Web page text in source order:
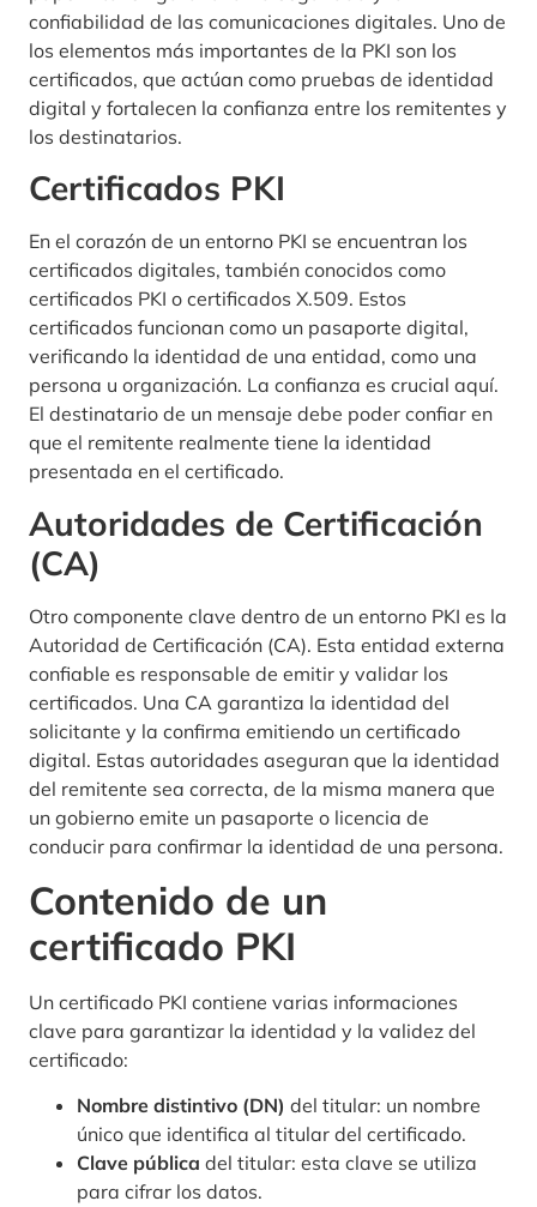
confiabilidad de las comunicaciones digitales. Uno de
los elementos más importantes de la PKI son los
certificados, que actúan como pruebas de identidad
digital y fortalecen la confianza entre los remitentes y
los destinatarios.
Certificados PKI
En el corazón de un entorno PKI se encuentran los
certificados digitales, también conocidos como
certificados PKI o certificados X.509. Estos
certificados funcionan como un pasaporte digital,
verificando la identidad de una entidad, como una
persona u organización. La confianza es crucial aquí.
El destinatario de un mensaje debe poder confiar en
que el remitente realmente tiene la identidad
presentada en el certificado.
Autoridades de Certificación
(CA)
Otro componente clave dentro de un entorno PKI es la
Autoridad de Certificación (CA). Esta entidad externa
confiable es responsable de emitir y validar los
certificados. Una CA garantiza la identidad del
solicitante y la confirma emitiendo un certificado
digital. Estas autoridades aseguran que la identidad
del remitente sea correcta, de la misma manera que
un gobierno emite un pasaporte o licencia de
conducir para confirmar la identidad de una persona.
Contenido de un
certificado PKI
Un certificado PKI contiene varias informaciones
clave para garantizar la identidad y la validez del
certificado:
Nombre distintivo (DN) del titular: un nombre
único que identifica al titular del certificado.
Clave pública del titular: esta clave se utiliza
para cifrar los datos.